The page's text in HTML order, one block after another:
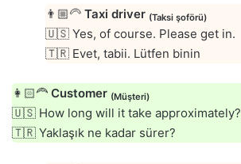
👨🏼‍🦳 Taxi driver (Taksi şoförü)
🇺🇸 Yes, of course. Please get in.
🇹🇷 Evet, tabii. Lütfen binin
👩🏻‍🦰 Customer (Müşteri)
🇺🇸 How long will it take approximately?
🇹🇷 Yaklaşık ne kadar sürer?